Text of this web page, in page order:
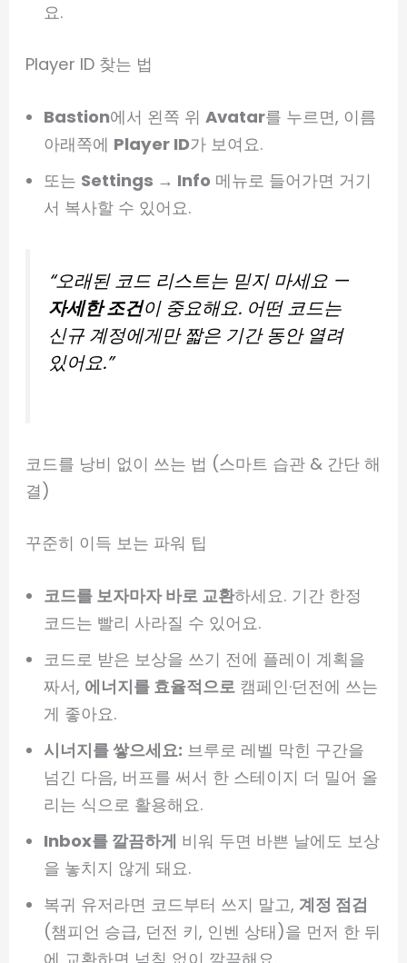
요.
Player ID 찾는 법
Bastion에서 왼쪽 위Avatar를 누르면, 이름
아래쪽에 Player ID가 보여요.
또는 Settings → Info 메뉴로 들어가면 거기
서 복사할 수 있어요.
“오래된 코드 리스트는 믿지 마세요 —
자세한 조건이 중요해요. 어떤 코드는
신규 계정에게만 짧은 기간 동안 열려
있어요.”
코드를 낭비 없이 쓰는 법 (스마트 습관 & 간단 해
결)
꾸준히 이득 보는 파워 팁
코드를 보자마자 바로 교환하세요. 기간 한정
코드는 빨리 사라질 수 있어요.
코드로 받은 보상을 쓰기 전에 플레이 계획을
짜서, 에너지를 효율적으로 캠페인·던전에 쓰는
게 좋아요.
시너지를 쌓으세요: 브루로 레벨 막힌 구간을
넘긴 다음, 버프를 써서 한 스테이지 더 밀어 올
리는 식으로 활용해요.
Inbox를 깔끔하게 비워 두면 바쁜 날에도 보상
을 놓치지 않게 돼요.
복귀 유저라면 코드부터 쓰지 말고,계정 점검
(챔피언 승급, 던전 키, 인벤 상태)을 먼저 한 뒤